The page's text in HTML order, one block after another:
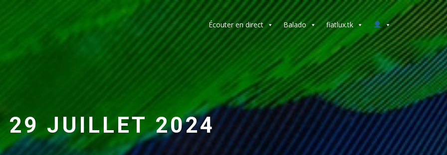
Écouter en direct Balado fiatlux.tk
29 JUILLET 2024